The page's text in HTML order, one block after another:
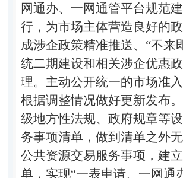
网通办、一网通管平台规范
行，为市场主体营造良好的
成涉企政策精准推送、“不来
统二期建设和相关涉企优惠
理。主动公开统一的市场准
根据调整情况做好更新发布
级地方性法规、政府规章等
务事项清单，做到清单之外
公共资源交易服务事项，建
单，实现“一表申请、一网通